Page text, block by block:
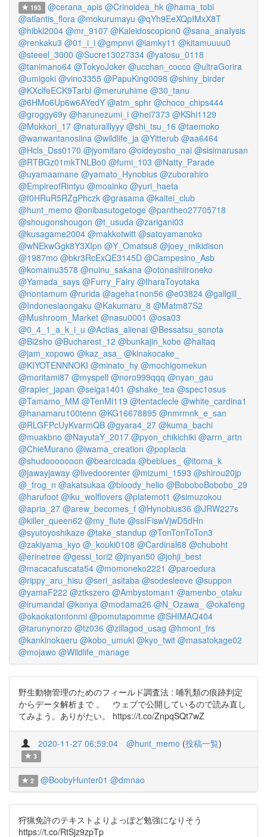
193 @cerana_apis @Crinoidea_hk @hama_tobi
@atlantis_flora @mokurumayu @qYh9EeXQpIMxX8T
@hibkl2004 @mr_9107 @Kaleidoscopion0 @sana_anaIysis
@renkaku3 @01_i_i @gmpnvi @iamky11 @kitamuuuu0
@steeel_3000 @Sucre13027334 @yatosu_0118
@tanimano64 @TokyoJoker @ucchan_cocco @ultraGorira
@umigoki @vino3355 @PapuKing0098 @shiny_birder
@KXclfeECK9Tarbl @meruruhime @30_tanu
@6HMo6Up6w6AYedY @atm_sphr @choco_chips444
@groggy69y @harunezumi_i @hei7373 @KShi1129
@Mokkori_17 @naturalllyyy @shi_tsu_16 @taemoko
@wanwantanosiina @wildlife_ja @Yitterub @aa6464
@Hcls_Dss0170 @jyomitaro @oideyosho_nai @sisimarusan
@RTBGz01mkTNLBo0 @fumi_103 @Natty_Parade
@uyamaamane @yamato_Hynobius @zuborahiro
@EmpireofRintyu @moainko @yuri_haeta
@f0HRuR5RZgPhczk @grasama @kaitei_club
@hunt_memo @onibasutogetoge @pantheo27705718
@shougonshougon @t_usuda @zarigani03
@kusagame2004 @makkotwitt @satoyamanoko
@wNEkwGgk8Y3XIpn @Y_Omatsu8 @joey_mikidison
@1987mo @bkr3RcExQE3145D @Campesino_Asb
@komainu3578 @nuinu_sakana @otonashiironeko
@Yamada_says @Furry_Fairy @IharaToyotaka
@nontamum @rurida @ageha1non56 @e03824 @gallgill_
@Indonesiaongaku @Kakumaru_8 @Matm87S2
@Mushroom_Market @nasu0001 @osa03
@0_4_1_a_k_i_u @Actias_alienai @Bessatsu_sonota
@Bi2sho @Bucharest_12 @bunkajin_kobe @haltaq
@jam_xopowo @kaz_asa_ @kinakocake_
@KIYOTENNNOKI @minato_hy @mochigomekun
@moritami87 @myspell @noro999qqq @nyan_gau
@rapier_japan @seiga1401 @shake_tea @spec1osus
@Tamamo_MM @TenMi119 @tentaclecle @white_cardina1
@hanamaru100tenn @KG16678895 @nmrmnk_e_san
@RLGFPcUyKvarmQB @gyara4_27 @kuma_bachi
@muakbno @NayutaY_2017 @pyon_chikichiki @arrn_artn
@ChieMurano @iwama_creation @poplacia
@shudooooooon @bearcicada @beblues_ @itoma_k
@jawayjaway @livedoorenter @mizumi_1593 @shirou20jp
@_frog_n @akatsukaa @bloody_helio @BoboboBobobo_29
@harufoot @iku_wolflovers @platemot1 @simuzokou
@apria_27 @arew_becomes_f @Hynobius36 @JRW227s
@killer_queen62 @my_flute @ssIFiswVjwD5dHn
@syutoyoshikaze @take_standup @TonTonToTon3
@zakiyama_kyo @_kouki0108 @Cardinal68 @chuboht
@erinetree @gessi_tori2 @jinyan50 @johji_best
@macacafuscata54 @momoneko2221 @paroedura
@rippy_aru_hisu @seri_asitaba @sodesleeve @suppon
@yamaF222 @ztkszero @Ambystoman1 @amenbo_otaku
@irumandal @konya @modama26 @N_Ozawa_ @okafeng
@okaokatontonmi @pomutapomme @SHIMAQ404
@tarunynorzo @tz036 @zillagod_usag @hmont_frs
@kankinokaeru @kobo_umuki @kyo_twit @masatokage02
@mojawo @Wildlife_manage
野生動物管理のためのフィールド調査法 : 哺乳類の痕跡判定
からデータ解析まで 。 ウェブで公開しているので読み直し
てみよう。ありがたい。 https://t.co/ZnpqSQt7wZ
2020-11-27 06:59:04 @hunt_memo (投稿一覧)
3
2 @BoobyHunter01 @dmnao
狩猟免許のテキストよりよっぽど勉強になりそう
https://t.co/RtSjz9zpTp